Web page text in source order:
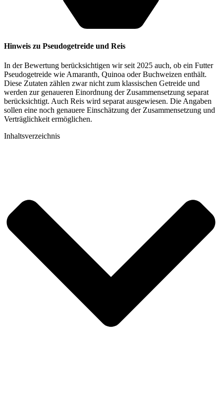
Hinweis zu Pseudogetreide und Reis
In der Bewertung berücksichtigen wir seit 2025 auch, ob ein Futter
Pseudogetreide wie Amaranth, Quinoa oder Buchweizen enthält.
Diese Zutaten zählen zwar nicht zum klassischen Getreide und
werden zur genaueren Einordnung der Zusammensetzung separat
berücksichtigt. Auch Reis wird separat ausgewiesen. Die Angaben
sollen eine noch genauere Einschätzung der Zusammensetzung und
Verträglichkeit ermöglichen.
Inhaltsverzeichnis​